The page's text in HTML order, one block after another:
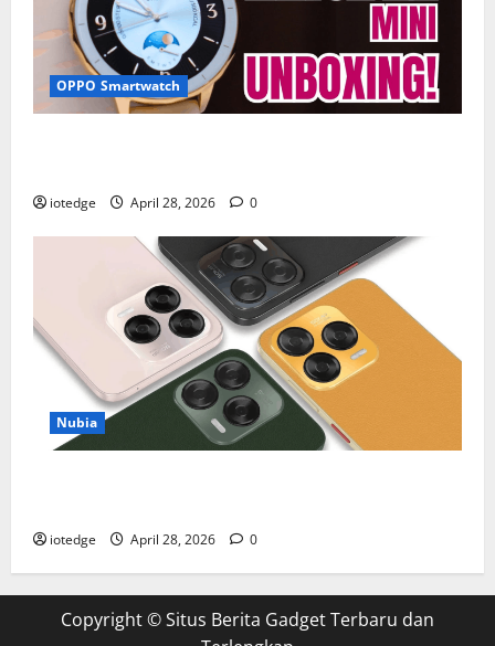
OPPO Smartwatch
iotedge April 28, 2026 0
Nubia
iotedge April 28, 2026 0
Copyright ©Situs Berita Gadget Terbaru dan